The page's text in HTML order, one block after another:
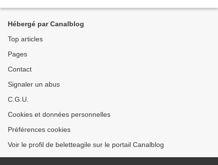
Hébergé par Canalblog
Top articles
Pages
Contact
Signaler un abus
C.G.U.
Cookies et données personnelles
Préférences cookies
Voir le profil de beletteagile sur le portail Canalblog